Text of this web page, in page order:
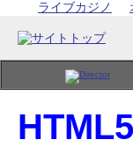
ライブカジノ